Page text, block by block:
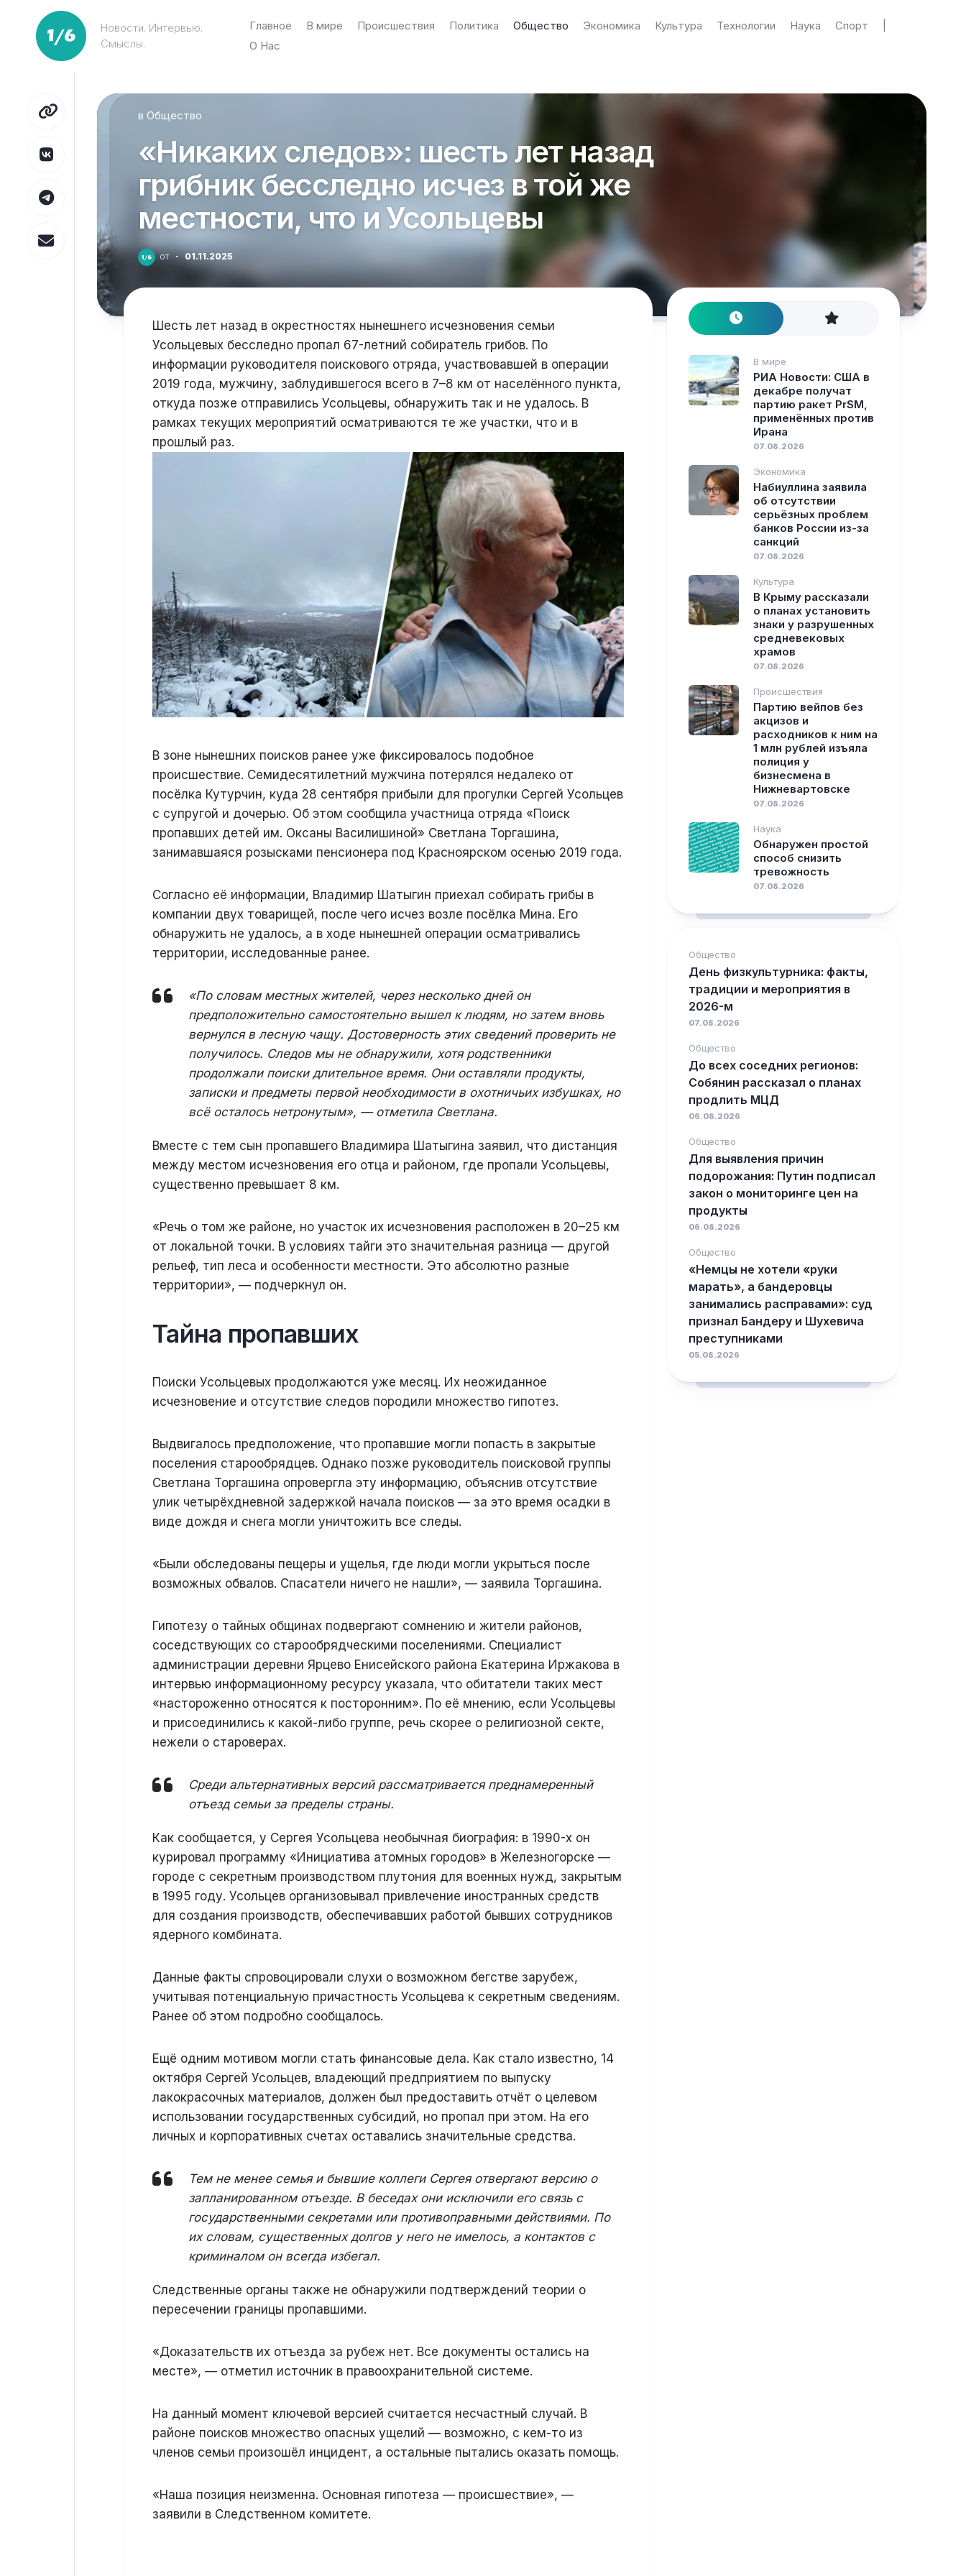
содержанию
Новости. Интервью.
Смыслы.
Главное В мире Происшествия Политика Общество Экономика Культура Технологии Наука Спорт
О Нас
в Общество
«Никаких следов»: шесть лет назад
грибник бесследно исчез в той же
местности, что и Усольцевы
от · 01.11.2025
Шесть лет назад в окрестностях нынешнего исчезновения семьи
Усольцевых бесследно пропал 67-летний собиратель грибов. По
информации руководителя поискового отряда, участвовавшей в операции
2019 года, мужчину, заблудившегося всего в 7–8 км от населённого пункта,
откуда позже отправились Усольцевы, обнаружить так и не удалось. В
рамках текущих мероприятий осматриваются те же участки, что и в
прошлый раз.
В зоне нынешних поисков ранее уже фиксировалось подобное
происшествие. Семидесятилетний мужчина потерялся недалеко от
посёлка Кутурчин, куда 28 сентября прибыли для прогулки Сергей Усольцев
с супругой и дочерью. Об этом сообщила участница отряда «Поиск
пропавших детей им. Оксаны Василишиной» Светлана Торгашина,
занимавшаяся розысками пенсионера под Красноярском осенью 2019 года.
Согласно её информации, Владимир Шатыгин приехал собирать грибы в
компании двух товарищей, после чего исчез возле посёлка Мина. Его
обнаружить не удалось, а в ходе нынешней операции осматривались
территории, исследованные ранее.
«По словам местных жителей, через несколько дней он
предположительно самостоятельно вышел к людям, но затем вновь
вернулся в лесную чащу. Достоверность этих сведений проверить не
получилось. Следов мы не обнаружили, хотя родственники
продолжали поиски длительное время. Они оставляли продукты,
записки и предметы первой необходимости в охотничьих избушках, но
всё осталось нетронутым», — отметила Светлана.
Вместе с тем сын пропавшего Владимира Шатыгина заявил, что дистанция
между местом исчезновения его отца и районом, где пропали Усольцевы,
существенно превышает 8 км.
«Речь о том же районе, но участок их исчезновения расположен в 20–25 км
от локальной точки. В условиях тайги это значительная разница — другой
рельеф, тип леса и особенности местности. Это абсолютно разные
территории», — подчеркнул он.
Тайна пропавших
Поиски Усольцевых продолжаются уже месяц. Их неожиданное
исчезновение и отсутствие следов породили множество гипотез.
Выдвигалось предположение, что пропавшие могли попасть в закрытые
поселения старообрядцев. Однако позже руководитель поисковой группы
Светлана Торгашина опровергла эту информацию, объяснив отсутствие
улик четырёхдневной задержкой начала поисков — за это время осадки в
виде дождя и снега могли уничтожить все следы.
«Были обследованы пещеры и ущелья, где люди могли укрыться после
возможных обвалов. Спасатели ничего не нашли», — заявила Торгашина.
Гипотезу о тайных общинах подвергают сомнению и жители районов,
соседствующих со старообрядческими поселениями. Специалист
администрации деревни Ярцево Енисейского района Екатерина Иржакова в
интервью информационному ресурсу указала, что обитатели таких мест
«настороженно относятся к посторонним». По её мнению, если Усольцевы
и присоединились к какой-либо группе, речь скорее о религиозной секте,
нежели о староверах.
Среди альтернативных версий рассматривается преднамеренный
отъезд семьи за пределы страны.
Как сообщается, у Сергея Усольцева необычная биография: в 1990-х он
курировал программу «Инициатива атомных городов» в Железногорске —
городе с секретным производством плутония для военных нужд, закрытым
в 1995 году. Усольцев организовывал привлечение иностранных средств
для создания производств, обеспечивавших работой бывших сотрудников
ядерного комбината.
Данные факты спровоцировали слухи о возможном бегстве зарубеж,
учитывая потенциальную причастность Усольцева к секретным сведениям.
Ранее об этом подробно сообщалось.
Ещё одним мотивом могли стать финансовые дела. Как стало известно, 14
октября Сергей Усольцев, владеющий предприятием по выпуску
лакокрасочных материалов, должен был предоставить отчёт о целевом
использовании государственных субсидий, но пропал при этом. На его
личных и корпоративных счетах оставались значительные средства.
Тем не менее семья и бывшие коллеги Сергея отвергают версию о
запланированном отъезде. В беседах они исключили его связь с
государственными секретами или противоправными действиями. По
их словам, существенных долгов у него не имелось, а контактов с
криминалом он всегда избегал.
Следственные органы также не обнаружили подтверждений теории о
пересечении границы пропавшими.
«Доказательств их отъезда за рубеж нет. Все документы остались на
месте», — отметил источник в правоохранительной системе.
На данный момент ключевой версией считается несчастный случай. В
районе поисков множество опасных ущелий — возможно, с кем-то из
членов семьи произошёл инцидент, а остальные пытались оказать помощь.
«Наша позиция неизменна. Основная гипотеза — происшествие», —
заявили в Следственном комитете.
В мире
РИА Новости: США в
декабре получат
партию ракет PrSM,
применённых против
Ирана
07.08.2026
Экономика
Набиуллина заявила
об отсутствии
серьёзных проблем
банков России из-за
санкций
07.08.2026
Культура
В Крыму рассказали
о планах установить
знаки у разрушенных
средневековых
храмов
07.08.2026
Происшествия
Партию вейпов без
акцизов и
расходников к ним на
1 млн рублей изъяла
полиция у
бизнесмена в
Нижневартовске
07.08.2026
Наука
Обнаружен простой
способ снизить
тревожность
07.08.2026
Общество
День физкультурника: факты,
традиции и мероприятия в
2026-м
07.08.2026
Общество
До всех соседних регионов:
Собянин рассказал о планах
продлить МЦД
06.08.2026
Общество
Для выявления причин
подорожания: Путин подписал
закон о мониторинге цен на
продукты
06.08.2026
Общество
«Немцы не хотели «руки
марать», а бандеровцы
занимались расправами»: суд
признал Бандеру и Шухевича
преступниками
05.08.2026